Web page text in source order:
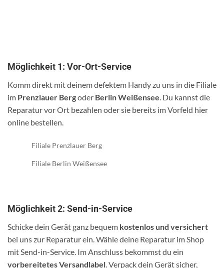
Möglichkeit 1: Vor-Ort-Service
Komm direkt mit deinem defektem Handy zu uns in die Filiale
im Prenzlauer Bergoder Berlin Weißensee. Du kannst die
Reparatur vor Ort bezahlen oder sie bereits im Vorfeld hier
online bestellen.
Filiale Prenzlauer Berg
Filiale Berlin Weißensee
Möglichkeit 2: Send-in-Service
Schicke dein Gerät ganz bequem kostenlos und versichert
bei uns zur Reparatur ein. Wähle deine Reparatur im Shop
mit Send-in-Service. Im Anschluss bekommst du ein
vorbereitetes Versandlabel. Verpack dein Gerät sicher,